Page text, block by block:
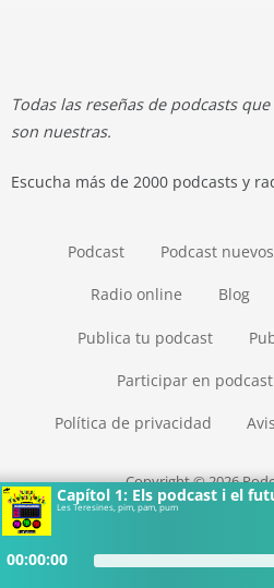
Capítol 1: Els podcast i el
Les Teresines, pim, pam, pum
00:00:00
Todas las reseñas de podcasts
son nuestras.
Escucha más de 2000 podcasts y
Podcast Podcast nuevos
Radio online Blog
Publica tu podcast
Participar en podcast
Política de privacidad
Copyright © 2026